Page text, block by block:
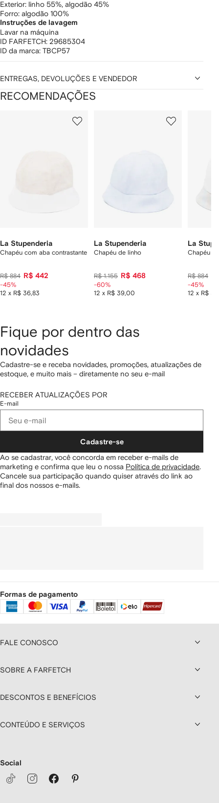
Exterior: linho 55%, algodão 45%
Forro: algodão 100%
Instruções de lavagem
Lavar na máquina
ID FARFETCH: 29685304
ID da marca: TBCP57
ENTREGAS, DEVOLUÇÕES E VENDEDOR
RECOMENDAÇÕES
La Stupenderia
Chapéu com aba contrastante
R$ 884 R$ 442
12 x R$ 36,83
-45%
La Stupenderia
Chapéu de linho
R$ 1.155 R$ 468
12 x R$ 39,00
-60%
La
Chapéu
R$ 884
12 x R$
-45%
Fique por dentro das
novidades
Cadastre-se e receba novidades, promoções, atualizações de
estoque, e muito mais – diretamente no seu e-mail
RECEBER ATUALIZAÇÕES POR
E-mail
Cadastre-se
Ao se cadastrar, você concorda em receber e-mails de
marketing e confirma que leu o nossa Política de privacidade.
Cancele sua participação quando quiser através do link ao
final dos nossos e-mails.
Formas de pagamento
FALE CONOSCO
SOBRE A FARFETCH
DESCONTOS E BENEFÍCIOS
CONTEÚDO E SERVIÇOS
Social